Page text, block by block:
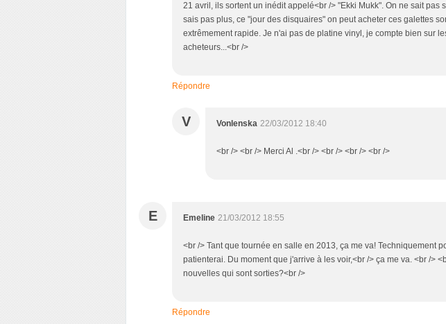
21 avril, ils sortent un inédit appelé<br /> "Ekki Mukk". On ne sait
sais pas plus, ce "jour des disquaires" on peut acheter ces galettes
extrêmement rapide. Je n'ai pas de platine vinyl, je compte bien sur
acheteurs...<br />
Répondre
V Vonlenska 22/03/2012 18:40
<br /> <br /> Merci Al .<br /> <br /> <br /> <br />
E Emeline 21/03/2012 18:55
<br /> Tant que tournée en salle en 2013, ça me va! Techniquement
patienterai. Du moment que j'arrive à les voir,<br /> ça me va. <br />
nouvelles qui sont sorties?<br />
Répondre